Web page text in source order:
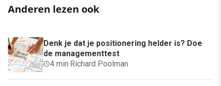
Anderen lezen ook
Denk je dat je positionering helder is? Doe
de managementtest
4 min·Richard Poolman